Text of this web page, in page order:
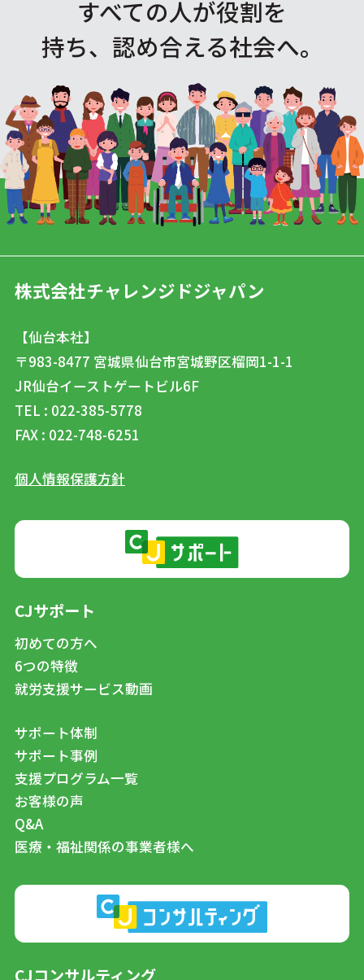
すべての人が役割を
持ち、認め合える社会へ。
株式会社チャレンジドジャパン
【仙台本社】
〒983-8477 宮城県仙台市宮城野区榴岡1-1-1
JR仙台イーストゲートビル6F
TEL : 022-385-5778
FAX : 022-748-6251
個人情報保護方針
CJサポート
初めての方へ
6つの特徴
就労支援サービス動画
サポート体制
サポート事例
支援プログラム一覧
お客様の声
Q&A
医療・福祉関係の事業者様へ
CJコンサルティング